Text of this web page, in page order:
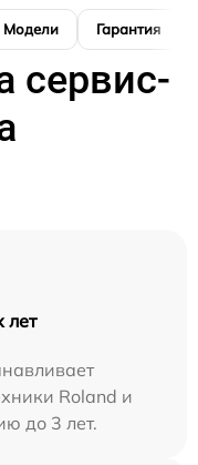
Модели Гарантия
сервис-
лет
Roland и
до 3 лет.